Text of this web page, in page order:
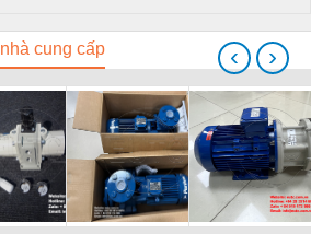
cung cấp ‹ ›